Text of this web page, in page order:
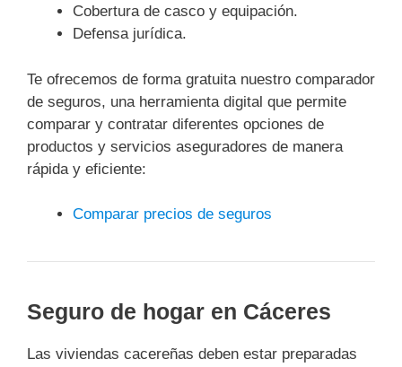
Cobertura de casco y equipación.
Defensa jurídica.
Te ofrecemos de forma gratuita nuestro comparador
de seguros, una herramienta digital que permite
comparar y contratar diferentes opciones de
productos y servicios aseguradores de manera
rápida y eficiente:
Comparar precios de seguros
Seguro de hogar en Cáceres
Las viviendas cacereñas deben estar preparadas